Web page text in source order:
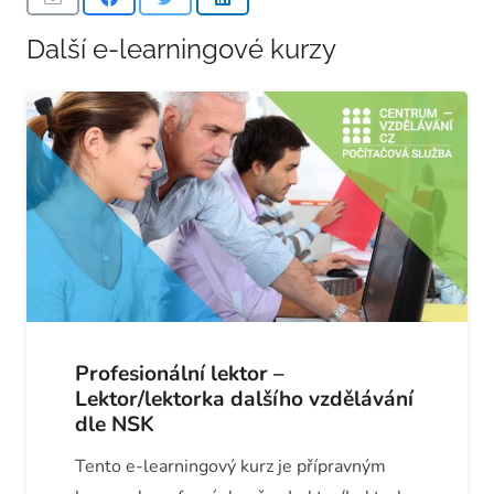
Další e-learningové kurzy
Profesionální lektor –
Lektor/lektorka dalšího vzdělávání
dle NSK
Tento e-learningový kurz je přípravným